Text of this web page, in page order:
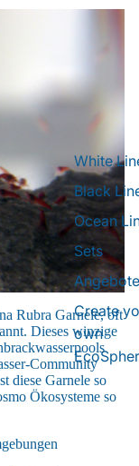
White
Black
Ocean
Sets
Angebote
Create
own
Rubra Garnele, oft
Dieses winzige
Community
diese Garnele so
Ökosysteme so